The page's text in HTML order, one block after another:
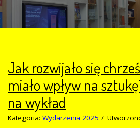
Jak rozwijało się
miało wpływ na
na wykład
Kategoria: Wydarzenia 2025